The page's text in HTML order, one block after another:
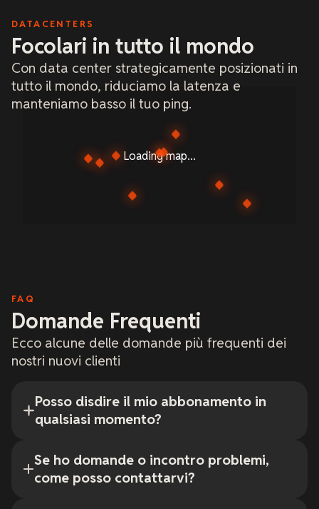
DATACENTERS
Focolari in tutto il mondo
Con data center strategicamente posizionati in
tutto il mondo, riduciamo la latenza e
manteniamo basso il tuo ping.
Loading map...
FAQ
Domande Frequenti
Ecco alcune delle domande più frequenti dei
nostri nuovi clienti
Posso disdire il mio abbonamento in
qualsiasi momento?
Se ho domande o incontro problemi,
come posso contattarvi?